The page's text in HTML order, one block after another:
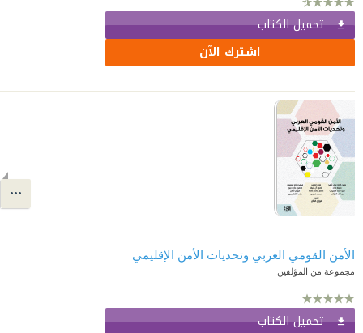
تحميل الكتاب
اشترك الآن
الأمن القومي العربي وتحديات الأمن الإقليمي
مجموعة من المؤلفين
تحميل الكتاب